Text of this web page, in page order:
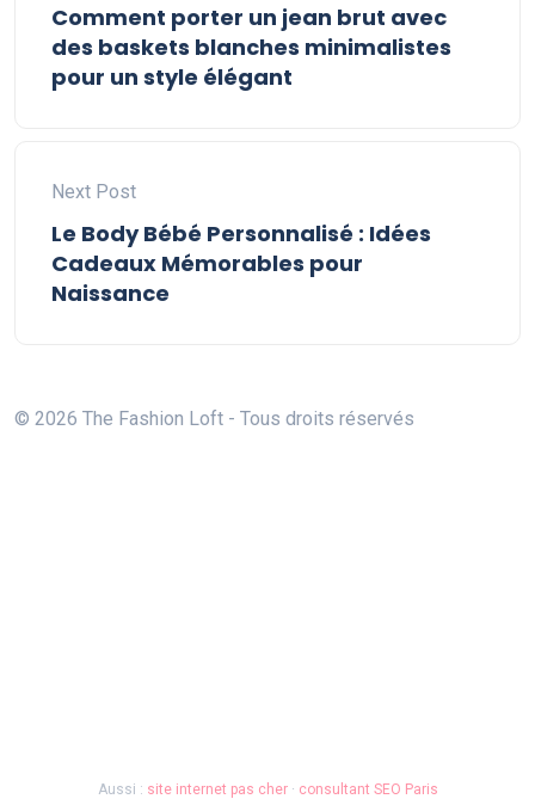
Comment porter un jean brut avec
des baskets blanches minimalistes
pour un style élégant
Next Post
Le Body Bébé Personnalisé : Idées
Cadeaux Mémorables pour
Naissance
© 2026 The Fashion Loft - Tous droits réservés
Aussi : site internet pas cher· consultant SEO Paris